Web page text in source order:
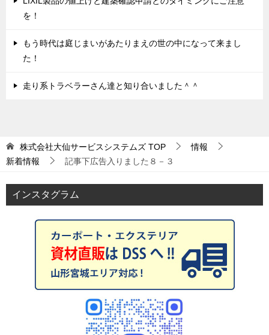
を！
もう時代は庭じまいがあたりまえの世の中になって来まし
た！
走り系トラベラーさん達と知り合いました＾＾
株式会社大仙サービスシステムズ TOP
情報
新着情報
記事下広告入りました８－３
インスタグラム